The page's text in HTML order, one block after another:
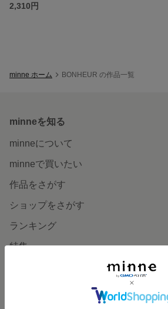
2,310円
minne ホーム BONHEUR の作品一覧
minneを知る
minneについて
minneで買いたい
作品をさがす
ショップをさがす
ランキング
特集